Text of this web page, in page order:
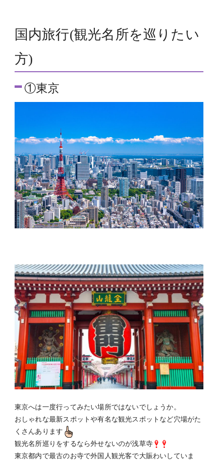
国内旅行(観光名所を巡りたい
方)
①東京
東京へは一度行ってみたい場所ではないでしょうか。
おしゃれな最新スポットや有名な観光スポットなど穴場がた
くさんあります
観光名所巡りをするなら外せないのが浅草寺
東京都内で最古のお寺で外国人観光客で大賑わいしていま